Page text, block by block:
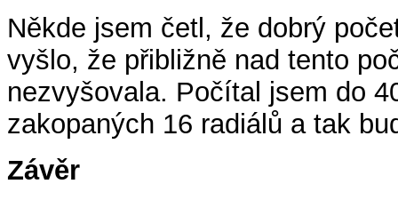
Někde jsem četl, že dobrý
vyšlo, že přibližně nad tento
nezvyšovala. Počítal jsem do
zakopaných 16 radiálů a tak
Závěr